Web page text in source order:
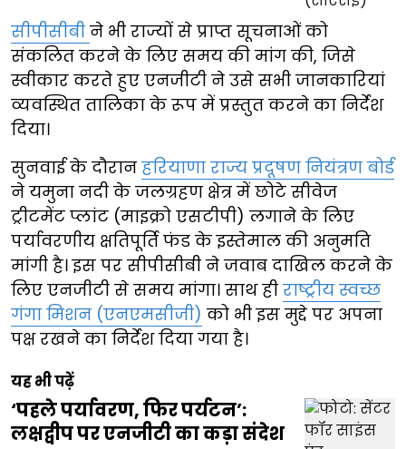
सीपीसीबी ने भी राज्यों से प्राप्त सूचनाओं को
संकलित करने के लिए समय की मांग की, जिसे
स्वीकार करते हुए एनजीटी ने उसे सभी जानकारियां
व्यवस्थित तालिका के रूप में प्रस्तुत करने का निर्देश
दिया।
सुनवाई के दौरान हरियाणा राज्य प्रदूषण नियंत्रण बोर्ड
ने यमुना नदी के जलग्रहण क्षेत्र में छोटे सीवेज
ट्रीटमेंट प्लांट (माइक्रो एसटीपी) लगाने के लिए
पर्यावरणीय क्षतिपूर्ति फंड के इस्तेमाल की अनुमति
मांगी है। इस पर सीपीसीबी ने जवाब दाखिल करने के
लिए एनजीटी से समय मांगा। साथ ही राष्ट्रीय स्वच्छ
गंगा मिशन (एनएमसीजी) को भी इस मुद्दे पर अपना
पक्ष रखने का निर्देश दिया गया है।
यह भी पढ़ें
‘पहले पर्यावरण, फिर पर्यटन’:
लक्षद्वीप पर एनजीटी का कड़ा संदेश